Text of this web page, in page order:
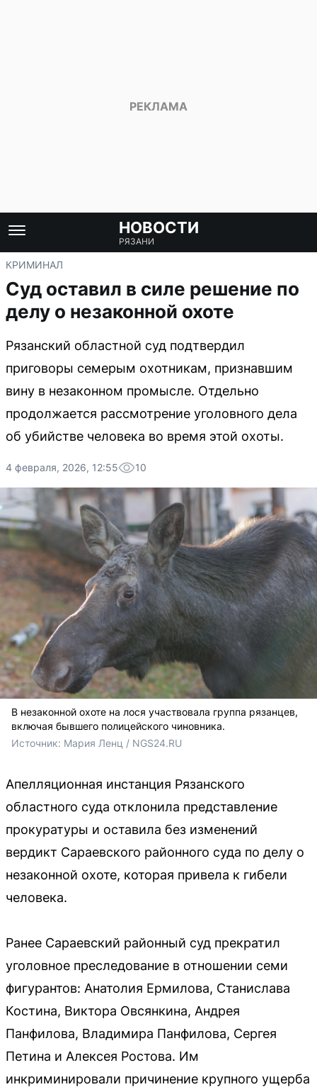
НОВОСТИ
РЯЗАНИ
КРИМИНАЛ
Суд оставил в силе решение по
делу о незаконной охоте
Рязанский областной суд подтвердил
приговоры семерым охотникам, признавшим
вину в незаконном промысле. Отдельно
продолжается рассмотрение уголовного дела
об убийстве человека во время этой охоты.
4 февраля, 2026, 12:55 10
В незаконной охоте на лося участвовала группа рязанцев,
включая бывшего полицейского чиновника.
Источник: Мария Ленц / NGS24.RU
Апелляционная инстанция Рязанского
областного суда отклонила представление
прокуратуры и оставила без изменений
вердикт Сараевского районного суда по делу о
незаконной охоте, которая привела к гибели
человека.
Ранее Сараевский районный суд прекратил
уголовное преследование в отношении семи
фигурантов: Анатолия Ермилова, Станислава
Костина, Виктора Овсянкина, Андрея
Панфилова, Владимира Панфилова, Сергея
Петина и Алексея Ростова. Им
инкриминировали причинение крупного ущерба